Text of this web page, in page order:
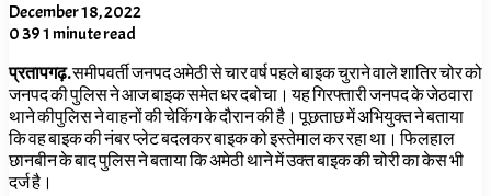
December 18, 2022
0391 minute read
प्रतापगढ़.समीपवर्ती जनपद अमेठी से चार वर्ष पहले बाइक चुराने वाले शातिर चोर को
जनपद की पुलिस ने आज बाइक समेत धर दबोचा। यह गिरफ्तारी जनपद के जेठवारा
थाने कीपुलिस ने वाहनों की चेकिंग के दौरान की है। पूछताछ में अभियुक्त ने बताया
कि वह बाइक की नंबर प्लेट बदलकर बाइक को इस्तेमाल कर रहा था। फिलहाल
छानबीन के बाद पुलिस ने बताया कि अमेठी थाने में उक्त बाइक की चोरी का केस भी
दर्ज है।